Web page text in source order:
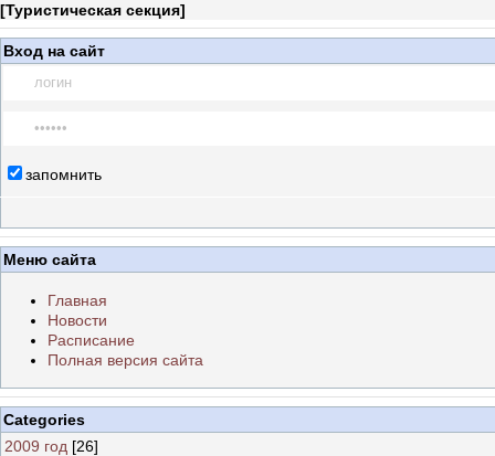
[Туристическая секция]
Вход на сайт
запомнить
Меню сайта
Главная
Новости
Расписание
Полная версия сайта
Categories
2009 год [26]